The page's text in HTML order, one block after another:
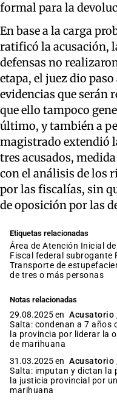
formal para la
En base a la carga
ratificó la acusación,
defensas no
etapa, el juez dio
evidencias que serán
que ello tampoco
último, y también a
magistrado extendió
tres acusados,
con el análisis de los
por las fiscalías, sin
de oposición por las
Etiquetas relacionadas
Área de Atención Inicial
fiscal federal subrogante
transporte de estupefacientes agravado por la intervención
de tres o más personas
Notas relacionadas
29.08.2025 en Acusatorio
Salta: condenan a 7 años
la provincia por liderar la
de marihuana
31.03.2025 en Acusatorio
Salta: imputan y dictan la
la justicia provincial por
marihuana